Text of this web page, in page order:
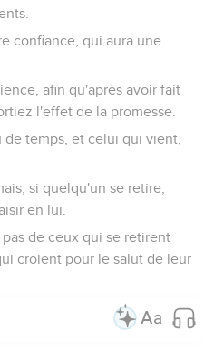
confiance, qui aura une
afin qu'après avoir fait
l'effet de la promesse.
temps, et celui qui vient,
si quelqu'un se retire,
en lui.
de ceux qui se retirent
croient pour le salut de leur